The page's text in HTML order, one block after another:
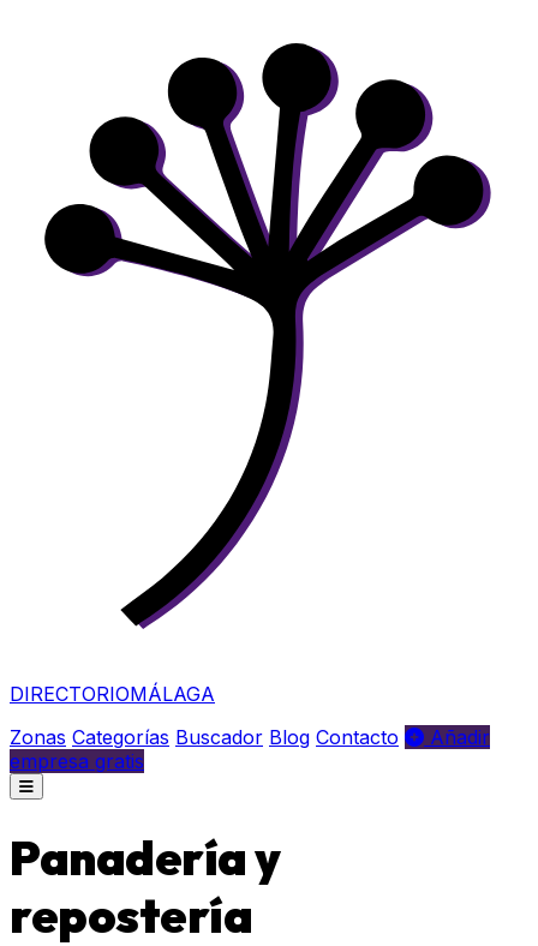
DIRECTORIOMÁLAGA
Zonas Categorías Buscador Blog Contacto
Añadir
empresa gratis
Panadería y
repostería